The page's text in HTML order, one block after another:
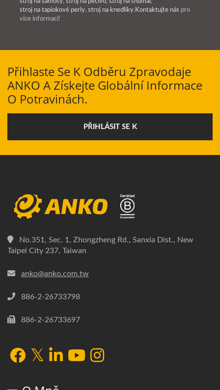
stroj na samosy, stroj na pečivo, stroj na shumai ,
stroj na tapiokové perly, stroj na knedlíky.Kontaktujte nás pro
více informací!
Přihlaste Se K Odběru Zpravodaje
ANKO A Získejte Globální Informace
O Potravinách.
PŘIHLÁSIT SE K
No.351, Sec. 1, Zhongzheng Rd., Sanxia Dist., New
Taipei City 237, Taiwan
anko@anko.com.tw
886-2-26733798
886-2-26733697